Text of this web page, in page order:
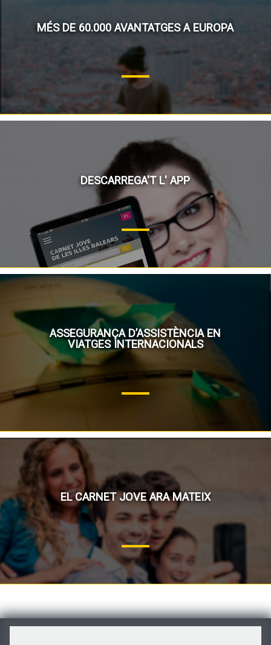
MÉS DE 60.000 AVANTATGES A EUROPA
DESCARREGA'T L' APP
ASSEGURANÇA D’ASSISTÈNCIA EN
VIATGES INTERNACIONALS
EL CARNET JOVE ARA MATEIX